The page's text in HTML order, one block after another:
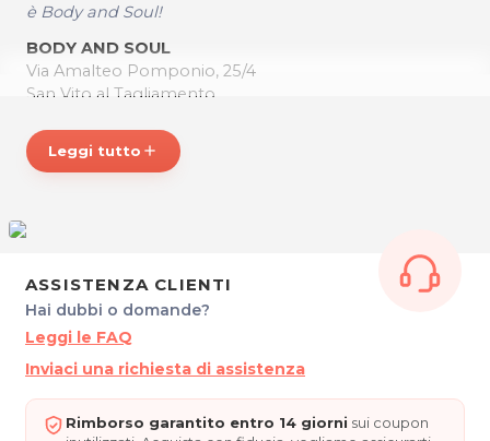
è Body and Soul!
BODY AND SOUL
Via Amalteo Pomponio, 25/4
San Vito al Tagliamento
Tel 0434833446
Cel. 3351677669
Leggi tutto add
ASSISTENZA CLIENTI
Hai dubbi o domande?
Leggi le FAQ
Inviaci una richiesta di assistenza
Rimborso garantito entro 14 giorni sui coupon